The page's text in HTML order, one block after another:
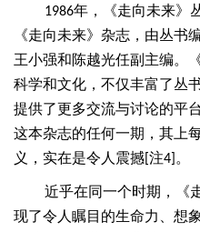
1986年，《走向未来》
《走向未来》杂志，由丛书
王小强和陈越光任副主编。
科学和文化，不仅丰富了丛
提供了更多交流与讨论的平
这本杂志的任何一期，其上
义，实在是令人震撼 注4] 。
近乎在同一个时期，《
现了令人瞩目的生命力、想